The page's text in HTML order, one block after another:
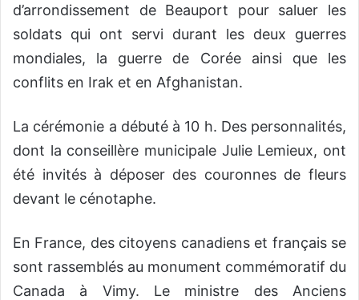
d’arrondissement de Beauport pour saluer les
soldats qui ont servi durant les deux guerres
mondiales, la guerre de Corée ainsi que les
conflits en Irak et en Afghanistan.
La cérémonie a débuté à 10 h. Des personnalités,
dont la conseillère municipale Julie Lemieux, ont
été invités à déposer des couronnes de fleurs
devant le cénotaphe.
En France, des citoyens canadiens et français se
sont rassemblés au monument commémoratif du
Canada à Vimy. Le ministre des Anciens